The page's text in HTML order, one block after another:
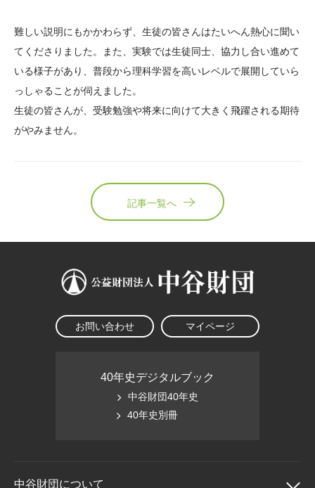
難しい説明にもかかわらず、生徒の皆さんはたいへん熱心に聞い
てくださりました。また、実験では生徒同士、協力し合い進めて
いる様子があり、普段から理科学習を高いレベルで展開していら
っしゃることが伺えました。
生徒の皆さんが、受験勉強や将来に向けて大きく飛躍される期待
がやみません。
記事一覧へ
お問い合わせ マイページ
40年史デジタルブック
中谷財団40年史
40年史別冊
中谷財団について